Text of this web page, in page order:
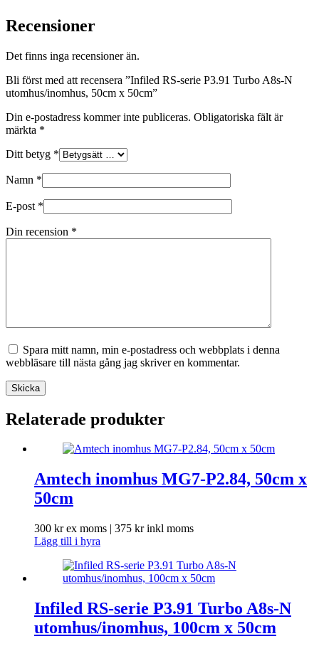
Recensioner
Det finns inga recensioner än.
Bli först med att recensera ”Infiled RS-serie P3.91 Turbo A8s-N
utomhus/inomhus, 50cm x 50cm”
Din e-postadress kommer inte publiceras. Obligatoriska fält är
märkta *
Ditt betyg *
Namn *
E-post *
Din recension *
Spara mitt namn, min e-postadress och webbplats i denna
webbläsare till nästa gång jag skriver en kommentar.
Skicka
Relaterade produkter
Amtech inomhus MG7-P2.84, 50cm x
50cm
300 krex moms | 375 krinkl moms
Lägg till i hyra
Infiled RS-serie P3.91 Turbo A8s-N
utomhus/inomhus, 100cm x 50cm